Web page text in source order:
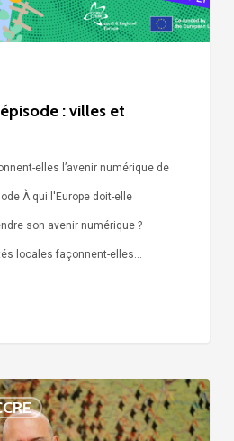
: villes et
elles l’avenir numérique de
À qui l'Europe doit-elle
son avenir numérique ?
locales façonnent-elles…